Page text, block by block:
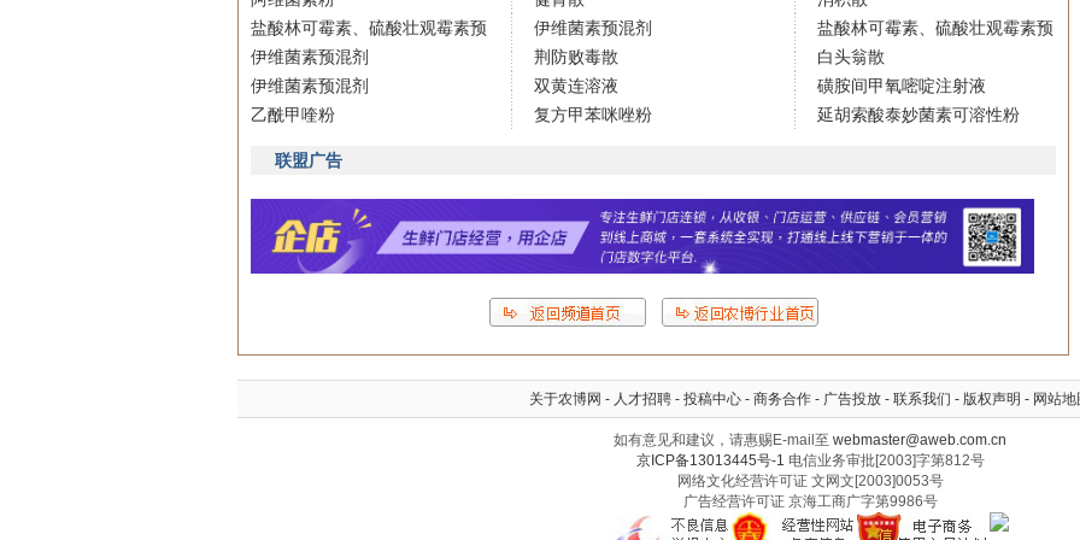
盐酸林可霉素、硫酸壮观霉素预
伊维菌素预混剂
伊维菌素预混剂
乙酰甲喹粉
伊维菌素预混剂
荆防败毒散
双黄连溶液
复方甲苯咪唑粉
盐酸林可霉素、硫酸壮观霉素预
白头翁散
磺胺间甲氧嘧啶注射液
延胡索酸泰妙菌素可溶性粉
联盟广告
关于农博网 - 人才招聘 - 投稿中心 - 商务合作 - 广告投放 - 联系我们 - 版权声明 - 网站地
如有意见和建议，请惠赐E-mail至 webmaster@aweb.com.cn
京ICP备13013445号-1 电信业务审批[2003]字第812号
网络文化经营许可证 文网文[2003]0053号
广告经营许可证 京海工商广字第9986号